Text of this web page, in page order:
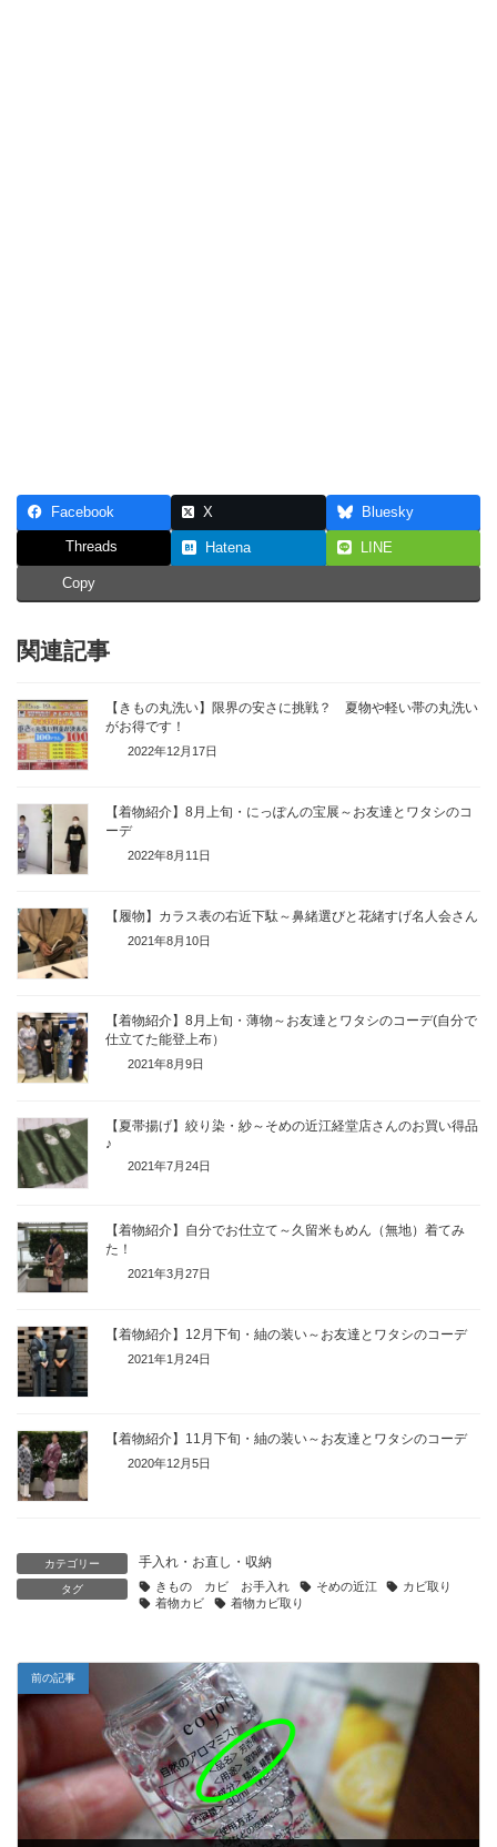
Facebook X Bluesky
Threads Hatena LINE
Copy
関連記事
【きもの丸洗い】限界の安さに挑戦？ 夏物や軽い帯の丸洗い
がお得です！
2022年12月17日
【着物紹介】8月上旬・にっぽんの宝展～お友達とワタシのコ
ーデ
2022年8月11日
【履物】カラス表の右近下駄～鼻緒選びと花緒すげ名人会さん
2021年8月10日
【着物紹介】8月上旬・薄物～お友達とワタシのコーデ(自分で
仕立てた能登上布）
2021年8月9日
【夏帯揚げ】絞り染・紗～そめの近江経堂店さんのお買い得品
♪
2021年7月24日
【着物紹介】自分でお仕立て～久留米もめん（無地）着てみ
た！
2021年3月27日
【着物紹介】12月下旬・紬の装い～お友達とワタシのコーデ
2021年1月24日
【着物紹介】11月下旬・紬の装い～お友達とワタシのコーデ
2020年12月5日
カテゴリー 手入れ・お直し・収納
タグ きもの カビ お手入れ そめの近江
カビ取り
着物カビ
着物カビ取り
前の記事